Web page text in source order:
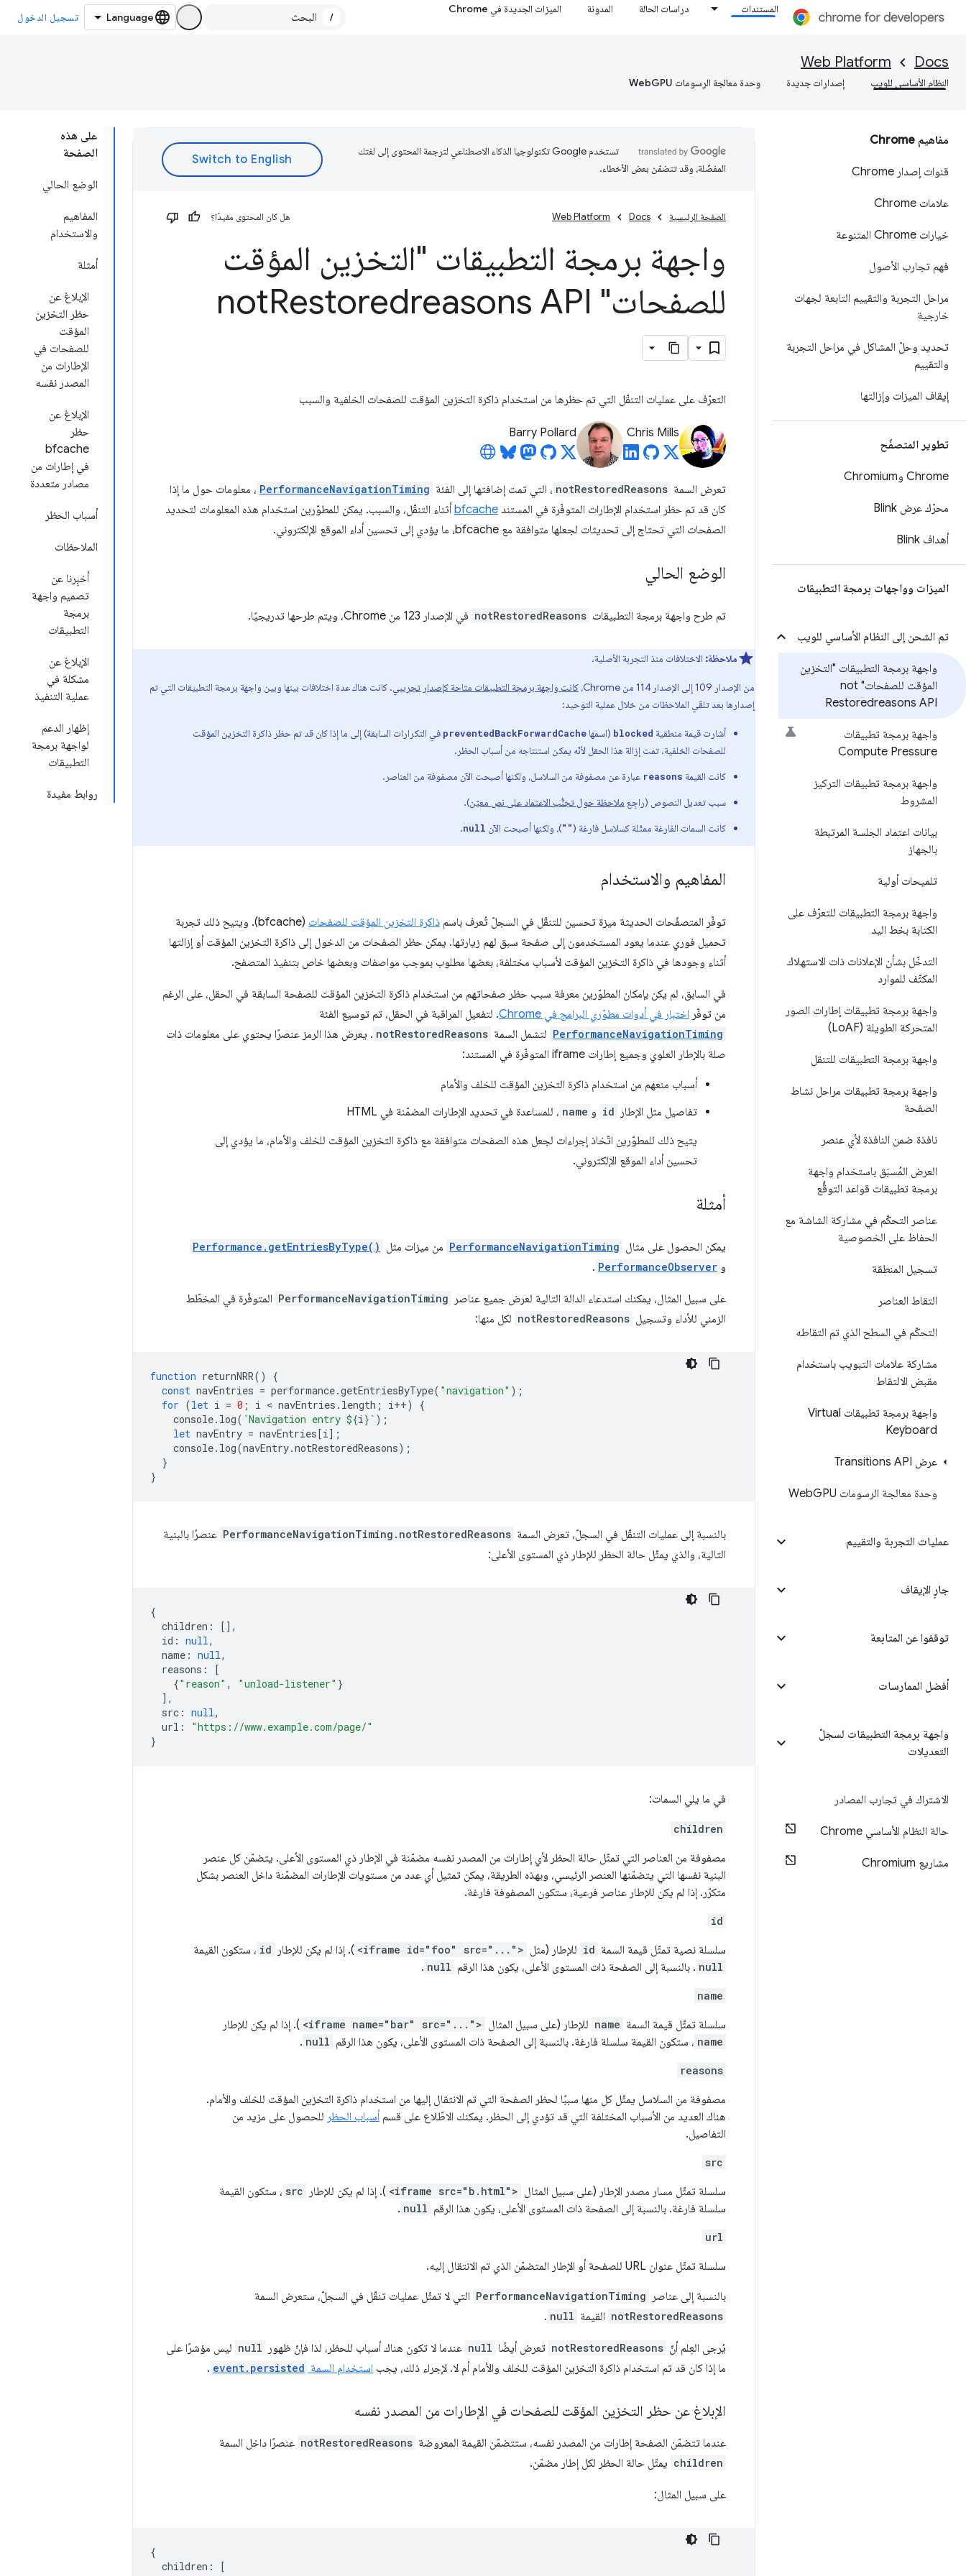
المستندات دراسات الحالة المدونة الميزات الجديدة في Chrome
/ تسجيل الدخول
Docs
Web Platform
النظام الأساسي للويب إصدارات جديدة وحدة معالجة الرسومات WebGPU
مفاهيم Chrome
قنوات إصدار Chrome
علامات Chrome
خيارات Chrome المتنوعة
فهم تجارب الأصول
مراحل التجربة والتقييم التابعة لجهات
خارجية
تحديد وحلّ المشاكل في مراحل التجربة
والتقييم
إيقاف الميزات وإزالتها
تطوير المتصفّح
Chrome وChromium
محرّك عرض Blink
أهداف Blink
الميزات وواجهات برمجة التطبيقات
تم الشحن إلى النظام الأساسي للويب
واجهة برمجة التطبيقات "التخزين
المؤقت للصفحات" not
Restoredreasons API
واجهة برمجة تطبيقات
Compute Pressure
واجهة برمجة تطبيقات التركيز
المشروط
بيانات اعتماد الجلسة المرتبطة
بالجهاز
تلميحات أولية
واجهة برمجة التطبيقات للتعرّف على
الكتابة بخط اليد
التدخّل بشأن الإعلانات ذات الاستهلاك
المكثّف للموارد
واجهة برمجة تطبيقات إطارات الصور
المتحركة الطويلة (LoAF)
واجهة برمجة التطبيقات للتنقل
واجهة برمجة تطبيقات مراحل نشاط
الصفحة
نافذة ضمن النافذة لأي عنصر
العرض المُسبَق باستخدام واجهة
برمجة تطبيقات قواعد التوقُّع
عناصر التحكّم في مشاركة الشاشة مع
الحفاظ على الخصوصية
تسجيل المنطقة
التقاط العناصر
التحكّم في السطح الذي تم التقاطه
مشاركة علامات التبويب باستخدام
مقبض الالتقاط
واجهة برمجة تطبيقات Virtual
Keyboard
عرض Transitions API
وحدة معالجة الرسومات Web GPU
عمليات التجربة والتقييم
جارٍ الإيقاف
توقفوا عن المتابعة
أفضل الممارسات
واجهة برمجة التطبيقات لسجلّ
التعديلات
الاشتراك في تجارب المصادر
حالة النظام الأساسي Chrome
مشاريع Chromium
على هذه
الصفحة
الوضع الحالي
المفاهيم
والاستخدام
أمثلة
الإبلاغ عن
حظر التخزين
المؤقت
للصفحات في
الإطارات من
المصدر نفسه
الإبلاغ عن
حظر
bfcache
في إطارات من
مصادر متعددة
أسباب الحظر
الملاحظات
أخبِرنا عن
تصميم واجهة
برمجة
التطبيقات
الإبلاغ عن
مشكلة في
عملية التنفيذ
إظهار الدعم
لواجهة برمجة
التطبيقات
روابط مفيدة
تستخدم Google تكنولوجيا الذكاء الاصطناعي لترجمة المحتوى إلى لغتك
المفضّلة، وقد تتضمّن بعض الأخطاء.
الصفحة الرئيسية Docs
Web Platform هل كان المحتوى مفيدًا؟
واجهة برمجة التطبيقات "التخزين المؤقت
للصفحات" not Restoredreasons API
التعرّف على عمليات التنقّل التي تم حظرها من استخدام ذاكرة التخزين المؤقت للصفحات الخلفية والسبب
Chris Mills
Barry Pollard
تعرض السمة notRestoredReasons ، التي تمت إضافتها إلى الفئة PerformanceNavigationTiming ، معلومات حول ما إذا
كان قد تم حظر استخدام الإطارات المتوفّرة في المستند bfcache أثناء التنقّل، والسبب. يمكن للمطوّرين استخدام هذه المعلومات لتحديد
الصفحات التي تحتاج إلى تحديثات لجعلها متوافقة مع bfcache، ما يؤدي إلى تحسين أداء الموقع الإلكتروني.
الوضع الحالي
تم طرح واجهة برمجة التطبيقات notRestoredReasons في الإصدار 123 من Chrome، ويتم طرحها تدريجيًا.
ملاحظة: الاختلافات منذ التجربة الأصلية.
من الإصدار 109 إلى الإصدار 114 من Chrome، كانت واجهة برمجة التطبيقات متاحة كإصدار تجريبي. كانت هناك عدة اختلافات بينها وبين واجهة برمجة التطبيقات التي تم
إصدارها بعد تلقّي الملاحظات من خلال عملية التوحيد:
أشارت قيمة منطقية blocked (اسمها preventedBackForwardCache في التكرارات السابقة) إلى ما إذا كان قد تم حظر ذاكرة التخزين المؤقت
للصفحات الخلفية. تمت إزالة هذا الحقل لأنّه يمكن استنتاجه من أسباب الحظر.
كانت القيمة reasons عبارة عن مصفوفة من السلاسل، ولكنها أصبحت الآن مصفوفة من العناصر.
سبب تعديل النصوص (راجِع ملاحظة حول تجنُّب الاعتماد على نص معيّن).
كانت السمات الفارغة ممثّلة كسلاسل فارغة ("")، ولكنها أصبحت الآن null
.
المفاهيم والاستخدام
توفّر المتصفّحات الحديثة ميزة تحسين للتنقّل في السجلّ تُعرف باسم ذاكرة التخزين المؤقت للصفحات
(bfcache). ويتيح ذلك تجربة
تحميل فوري عندما يعود المستخدمون إلى صفحة سبق لهم زيارتها. يمكن حظر الصفحات من الدخول إلى ذاكرة التخزين المؤقت أو إزالتها
أثناء وجودها في ذاكرة التخزين المؤقت لأسباب مختلفة، بعضها مطلوب بموجب مواصفات وبعضها خاص بتنفيذ المتصفح.
في السابق، لم يكن بإمكان المطوّرين معرفة سبب حظر صفحاتهم من استخدام ذاكرة التخزين المؤقت للصفحة السابقة في الحقل، على الرغم
من توفّر اختبار في أدوات مطوّري البرامج في Chrome . لتفعيل المراقبة في الحقل، تم توسيع الفئة
PerformanceNavigationTiming لتشمل السمة notRestoredReasons . يعرض هذا الرمز عنصرًا يحتوي على معلومات ذات
صلة بالإطار العلوي وجميع إطارات iframe المتوفّرة في المستند:
أسباب منعهم من استخدام ذاكرة التخزين المؤقت للخلف والأمام
تفاصيل مثل الإطار
id و name ، للمساعدة في تحديد الإطارات المضمّنة في HTML
يتيح ذلك للمطوّرين اتّخاذ إجراءات لجعل هذه الصفحات متوافقة مع ذاكرة التخزين المؤقت للخلف والأمام، ما يؤدي إلى
تحسين أداء الموقع الإلكتروني.
أمثلة
يمكن الحصول على مثال PerformanceNavigationTiming من ميزات مثل Performance.getEntriesByType()
و PerformanceObserver
.
على سبيل المثال، يمكنك استدعاء الدالة التالية لعرض جميع عناصر PerformanceNavigationTiming المتوفّرة في المخطّط
الزمني للأداء وتسجيل notRestoredReasons لكل منها:
function returnNRR()
{
const navEntries = performance.getEntriesByType( "navigation" );
for (let i = 0 ; i < navEntries . length ; i++)
{
console. log( `Navigation entry ${i} ` );
let navEntry = navEntries[i];
console. log(navEntry.notRestoredReasons);
}
}
بالنسبة إلى عمليات التنقّل في السجلّ، تعرض السمة PerformanceNavigationTiming.notRestoredReasons عنصرًا بالبنية
التالية، والذي يمثّل حالة الحظر للإطار ذي المستوى الأعلى:
{
children :
[],
id : null,
name : null,
reasons :
[
{"reason" , "unload-listener" }
],
src : null,
url :
"https://www.example.com/page/"
}
في ما يلي السمات:
children
مصفوفة من العناصر التي تمثّل حالة الحظر لأي إطارات من المصدر نفسه مضمّنة في الإطار ذي المستوى الأعلى. يتضمّن كل عنصر
البنية نفسها التي يتضمّنها العنصر الرئيسي، وبهذه الطريقة، يمكن تمثيل أي عدد من مستويات الإطارات المضمّنة داخل العنصر بشكل
متكرّر. إذا لم يكن للإطار عناصر فرعية، ستكون المصفوفة فارغة.
id
سلسلة نصية تمثّل قيمة السمة id للإطار (مثل <iframe id="foo" src="..."> ). إذا لم يكن للإطار id ، ستكون القيمة
null . بالنسبة إلى الصفحة ذات المستوى الأعلى، يكون هذا الرقم null
.
name
سلسلة تمثّل قيمة السمة name للإطار (على سبيل المثال <iframe name="bar" src="..."> ). إذا لم يكن للإطار
name ، ستكون القيمة سلسلة فارغة. بالنسبة إلى الصفحة ذات المستوى الأعلى، يكون هذا الرقم null
.
reasons
مصفوفة من السلاسل يمثّل كل منها سببًا لحظر الصفحة التي تم الانتقال إليها من استخدام ذاكرة التخزين المؤقت للخلف والأمام.
هناك العديد من الأسباب المختلفة التي قد تؤدي إلى الحظر. يمكنك الاطّلاع على قسم أسباب الحظر للحصول على مزيد من
التفاصيل.
src
سلسلة تمثّل مسار مصدر الإطار (على سبيل المثال <iframe src="b.html"> ). إذا لم يكن للإطار src ، ستكون القيمة
سلسلة فارغة. بالنسبة إلى الصفحة ذات المستوى الأعلى، يكون هذا الرقم null
.
url
سلسلة تمثّل عنوان URL للصفحة أو الإطار المتضمّن الذي تم الانتقال إليه.
بالنسبة إلى عناصر PerformanceNavigationTiming التي لا تمثّل عمليات تنقّل في السجلّ، ستعرض السمة
notRestoredReasons القيمة null
.
يُرجى العِلم أنّ notRestoredReasons تعرض أيضًا null عندما لا تكون هناك أسباب للحظر، لذا فإنّ ظهور null ليس مؤشرًا على
ما إذا كان قد تم استخدام ذاكرة التخزين المؤقت للخلف والأمام أم لا. لإجراء ذلك، يجب استخدام السمة event.persisted
.
الإبلاغ عن حظر التخزين المؤقت للصفحات في الإطارات من المصدر نفسه
عندما تتضمّن الصفحة إطارات من المصدر نفسه، ستتضمّن القيمة المعروضة notRestoredReasons عنصرًا داخل السمة
children يمثّل حالة الحظر لكل إطار مضمّن.
على سبيل المثال:
{
children :
[